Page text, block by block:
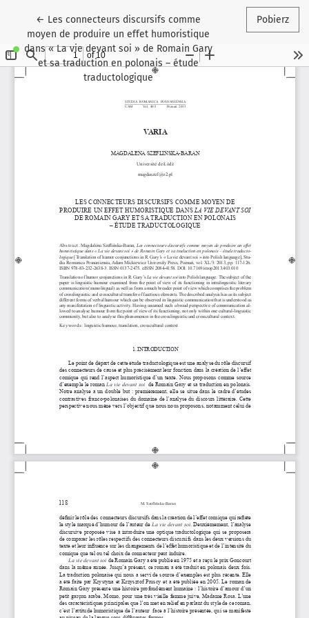
← Wróć do szczegółów artykułu
Les connecteurs discursifs comme
moyen de produire un effet humoristique
dans « La vie devant soi » de Romain Gary
et sa traduction en polonais – étude
traductologique
Pobierz